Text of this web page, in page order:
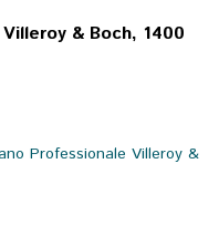
& Boch, 1400